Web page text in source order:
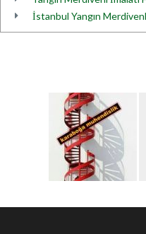
İstanbul Yangın